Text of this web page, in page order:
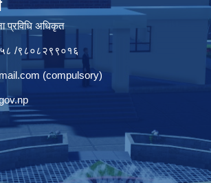
प्रविधि अधिकृत
/९८०८२९९०१६
(compulsory)